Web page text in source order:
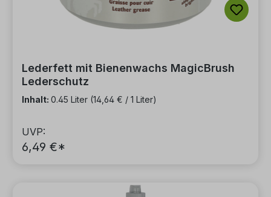
Lederfett mit Bienenwachs MagicBrush
Lederschutz
Inhalt: 0.45 Liter (14,64 € / 1 Liter)
UVP:
6,49 €*